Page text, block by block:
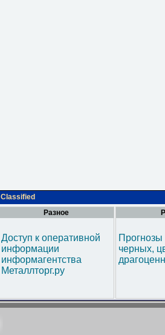
Classified
Разное
Доступ к оперативной
информации
информагентства
Металлторг.ру
черных,